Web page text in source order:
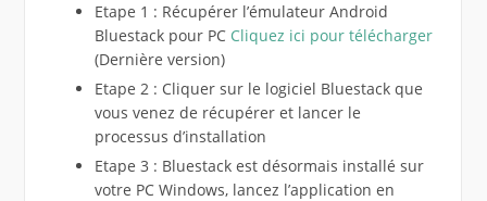
Etape 1 : Récupérer l’émulateur Android
Bluestack pour PC Cliquez ici pour télécharger
(Dernière version)
Etape 2 : Cliquer sur le logiciel Bluestack que
vous venez de récupérer et lancer le
processus d’installation
Etape 3 : Bluestack est désormais installé sur
votre PC Windows, lancez l’application en